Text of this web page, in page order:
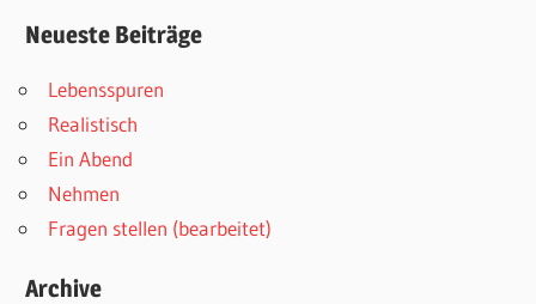
Neueste Beiträge
Lebensspuren
Realistisch
Ein Abend
Nehmen
Fragen stellen (bearbeitet)
Archive